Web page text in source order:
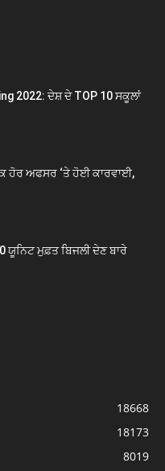
2022: ਦੇਸ਼ ਦੇ TOP 10 ਸਕੂਲਾਂ
ਹੋਰ ਅਫਸਰ ‘ਤੇ ਹੋਈ ਕਾਰਵਾਈ,
ਯੂਨਿਟ ਮੁਫ਼ਤ ਬਿਜਲੀ ਦੇਣ ਬਾਰੇ
18668
18173
8019